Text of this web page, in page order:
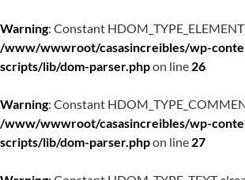
Warning: Constant
/www/wwwroot/casasincreibles/wp-
scripts/lib/dom-parser.phpon line 26
Warning: Constant
/www/wwwroot/casasincreibles/wp-
scripts/lib/dom-parser.phpon line 27